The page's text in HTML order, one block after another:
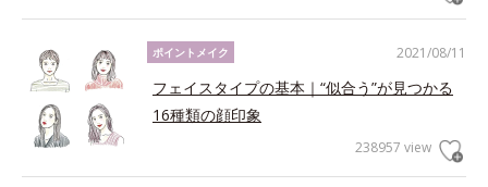
2021/08/11
ポイントメイク
フェイスタイプの基本｜“似合う”が見つかる
16種類の顔印象
238957 view